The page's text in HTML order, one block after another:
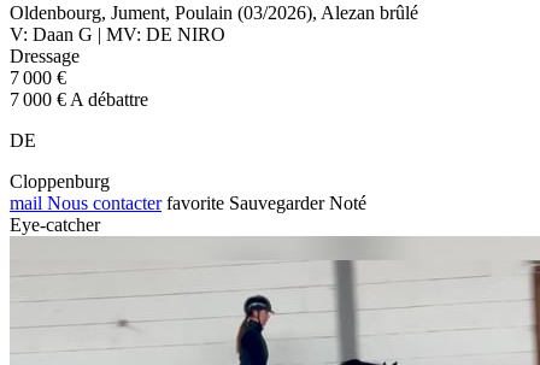
Oldenbourg, Jument, Poulain (03/2026), Alezan brûlé
V: Daan G | MV: DE NIRO
Dressage
7 000 €
7 000 € A débattre
DE
Cloppenburg
mail Nous contacter favorite Sauvegarder Noté
Eye-catcher